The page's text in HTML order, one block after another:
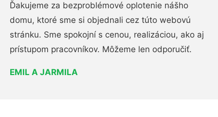
Ďakujeme za bezproblémové oplotenie nášho
domu, ktoré sme si objednali cez túto webovú
stránku. Sme spokojní s cenou, realizáciou, ako aj
prístupom pracovníkov. Môžeme len odporučiť.
EMIL A JARMILA